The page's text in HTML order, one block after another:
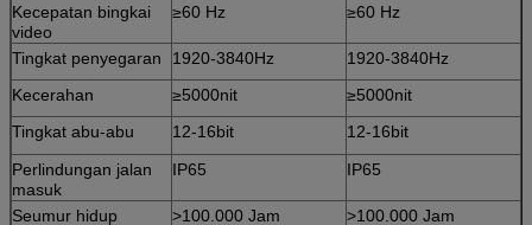
Kecepatan bingkai
video
≥60 Hz ≥60 Hz
Tingkat penyegaran 1920-3840Hz
1920-3840Hz
Kecerahan
≥5000nit
≥5000nit
Tingkat abu-abu
12-16bit
12-16bit
Perlindungan jalan
masuk
IP65 IP65
Seumur hidup >100.000 Jam >100.000 Jam